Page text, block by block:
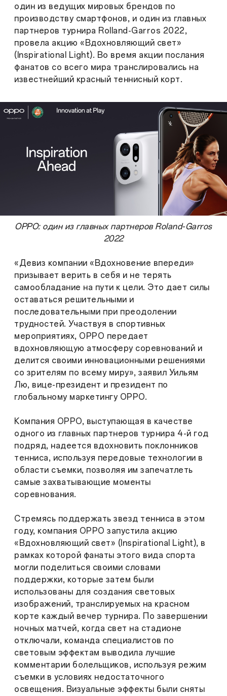
один из ведущих мировых брендов по
производству смартфонов, и один из главных
партнеров турнира Rolland-Garros 2022,
провела акцию «Вдохновляющий свет»
(Inspirational Light). Во время акции послания
фанатов со всего мира транслировались на
известнейший красный теннисный корт.
OPPO: один из главных партнеров Roland-Garros
2022
«Девиз компании «Вдохновение впереди»
призывает верить в себя и не терять
самообладание на пути к цели. Это дает силы
оставаться решительными и
последовательными при преодолении
трудностей. Участвуя в спортивных
мероприятиях, OPPO передает
вдохновляющую атмосферу соревнований и
делится своими инновационными решениями
со зрителям по всему миру», заявил Уильям
Лю, вице-президент и президент по
глобальному маркетингу OPPO.
Компания OPPO, выступающая в качестве
одного из главных партнеров турнира 4-й год
подряд, надеется вдохновить поклонников
тенниса, используя передовые технологии в
области съемки, позволяя им запечатлеть
самые захватывающие моменты
соревнования.
Стремясь поддержать звезд тенниса в этом
году, компания OPPO запустила акцию
«Вдохновляющий свет» (Inspirational Light), в
рамках которой фанаты этого вида спорта
могли поделиться своими словами
поддержки, которые затем были
использованы для создания световых
изображений, транслируемых на красном
корте каждый вечер турнира. По завершении
ночных матчей, когда свет на стадионе
отключали, команда специалистов по
световым эффектам выводила лучшие
комментарии болельщиков, используя режим
съемки в условиях недостаточного
освещения. Визуальные эффекты были сняты